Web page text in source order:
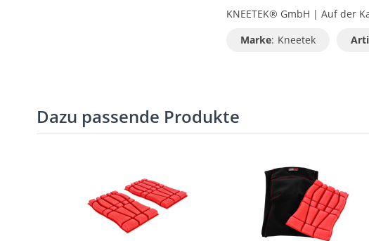
KNEETEK® GmbH | Auf der
Marke: Kneetek
Dazu passende Produkte